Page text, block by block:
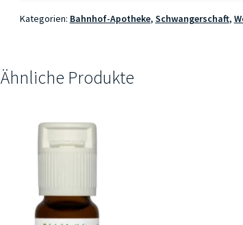
Kategorien: Bahnhof-Apotheke, Schwangerschaft,
Ähnliche Produkte